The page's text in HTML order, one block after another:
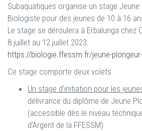
Subaquatiques organise un stage Jeune
Biologiste pour des jeunes de 10 à 16
Le stage se déroulera à Erbalunga chez
8 juillet au 12 juillet 2023.
https://biologie.ffessm.fr/jeune-
Ce stage comporte deux volets :
Un stage d’initiation pour les
délivrance du diplôme de Jeune
(accessible dès le niveau
d’Argent de la FFESSM).